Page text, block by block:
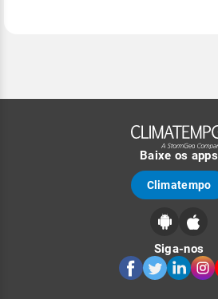
Baixe os apps
Climatempo
Siga-nos